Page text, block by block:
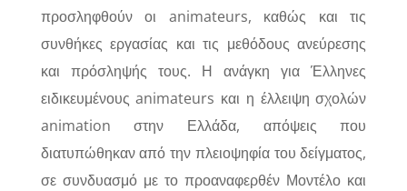
προσληφθούν οι animateurs, καθώς και τις
συνθήκες εργασίας και τις μεθόδους ανεύρεσης
και πρόσληψής τους. Η ανάγκη για Έλληνες
ειδικευμένους animateurs και η έλλειψη σχολών
animation στην Ελλάδα, απόψεις που
διατυπώθηκαν από την πλειοψηφία του δείγματος,
σε συνδυασμό με το προαναφερθέν Μοντέλο και